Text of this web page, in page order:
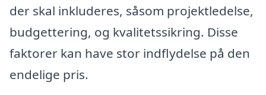
der skal inkluderes, såsom projektledelse,
budgettering, og kvalitetssikring. Disse
faktorer kan have stor indflydelse på den
endelige pris.